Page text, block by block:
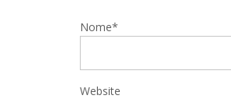
Nome*
Website